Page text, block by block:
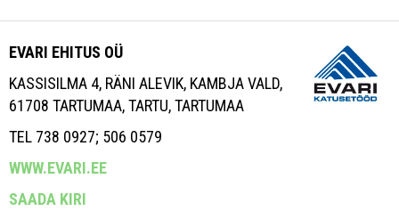
EVARI EHITUS OÜ
KASSISILMA 4, RÄNI ALEVIK, KAMBJA VALD,
61708 TARTUMAA, TARTU, TARTUMAA
TEL 738 0927; 506 0579
WWW.EVARI.EE
SAADA KIRI